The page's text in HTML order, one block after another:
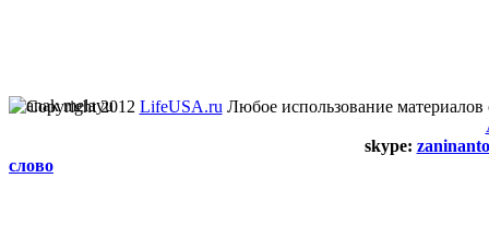
Copyright 2012 LifeUSA.ru Любое использование
skype:
слово